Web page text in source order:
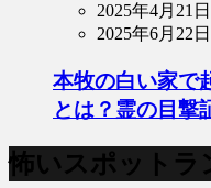
2025年4月21日
2025年6月22日
本牧の白い家で
とは？霊の目撃
怖いスポットラ